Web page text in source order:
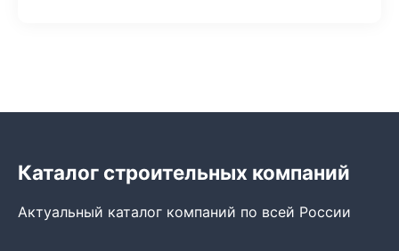
Каталог строительных компаний
Актуальный каталог компаний по всей России